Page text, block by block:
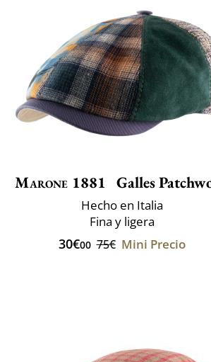
Marone 1881 Galles
Hecho en Italia
Fina y ligera
30€00 75€ Mini Precio